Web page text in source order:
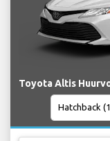
Toyota Altis